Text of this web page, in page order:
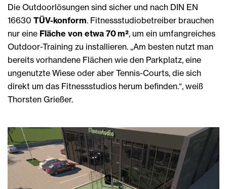
Die Outdoorlösungen sind sicher und nach DIN EN
16630 TÜV-konform. Fitnessstudiobetreiber brauchen
nur eine Fläche von etwa 70 m², um ein umfangreiches
Outdoor-Training zu installieren. „Am besten nutzt man
bereits vorhandene Flächen wie den Parkplatz, eine
ungenutzte Wiese oder aber Tennis-Courts, die sich
direkt um das Fitnessstudios herum befinden.“, weiß
Thorsten Grießer.